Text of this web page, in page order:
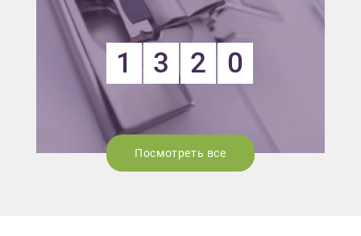
1 3 2 0
Посмотреть все